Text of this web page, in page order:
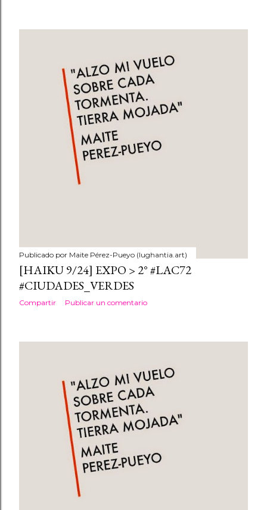
Publicado por Maite Pérez-Pueyo (lughantia.art)
[HAIKU 9/24] EXPO > 2° #LAC72
#CIUDADES_VERDES
Compartir Publicar un comentario